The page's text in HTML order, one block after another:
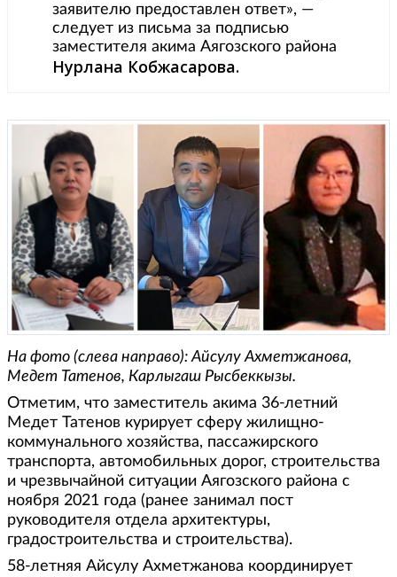
заявителю предоставлен ответ», —
следует из письма за подписью
заместителя акима Аягозского района
Нурлана Кобжасарова.
На фото (слева направо): Айсулу Ахметжанова,
Медет Татенов, Карлыгаш Рысбеккызы.
Отметим, что заместитель акима 36-летний
Медет Татенов курирует сферу жилищно-
коммунального хозяйства, пассажирского
транспорта, автомобильных дорог, строительства
и чрезвычайной ситуации Аягозского района с
ноября 2021 года (ранее занимал пост
руководителя отдела архитектуры,
градостроительства и строительства).
58-летняя Айсулу Ахметжанова координирует